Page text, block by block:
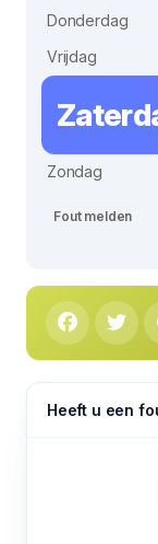
Donderdag
Vrijdag
Zondag
Fout melden
Heeft u een